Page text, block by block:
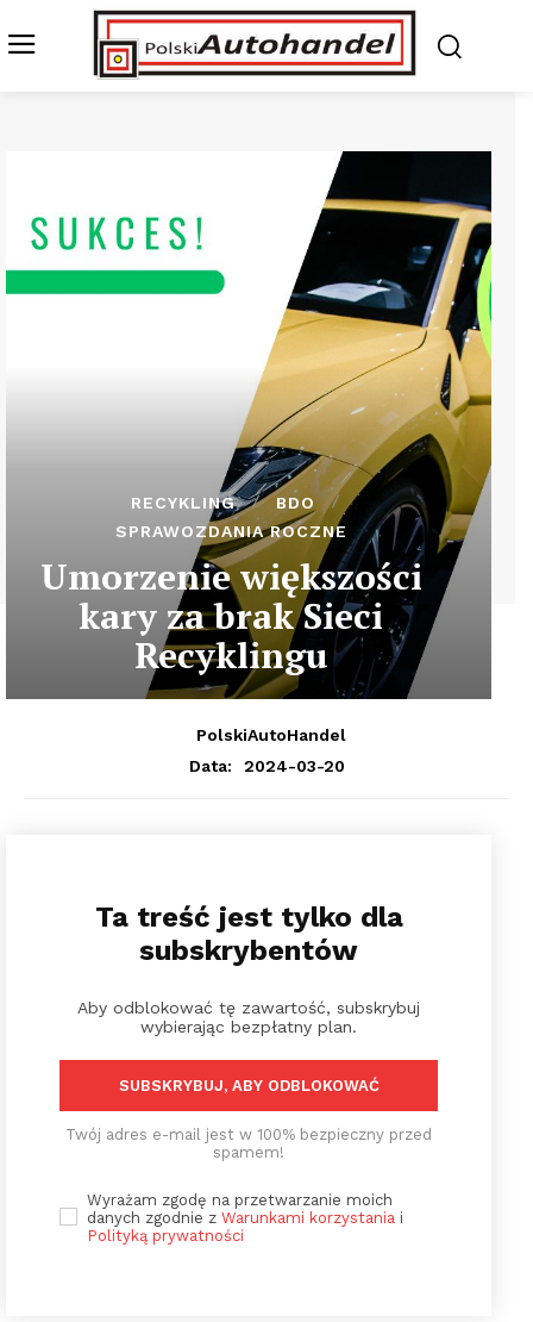
RECYKLING
BDO
SPRAWOZDANIA ROCZNE
Umorzenie większości
kary za brak Sieci
Recyklingu
PolskiAutoHandel
Data:
2024-03-20
Ta treść jest tylko dla
subskrybentów
Aby odblokować tę zawartość, subskrybuj
wybierając bezpłatny plan.
SUBSKRYBUJ, ABY ODBLOKOWAĆ
Twój adres e-mail jest w 100% bezpieczny przed
spamem!
Wyrażam zgodę na przetwarzanie moich
danych zgodnie z Warunkami korzystania i
Polityką prywatności